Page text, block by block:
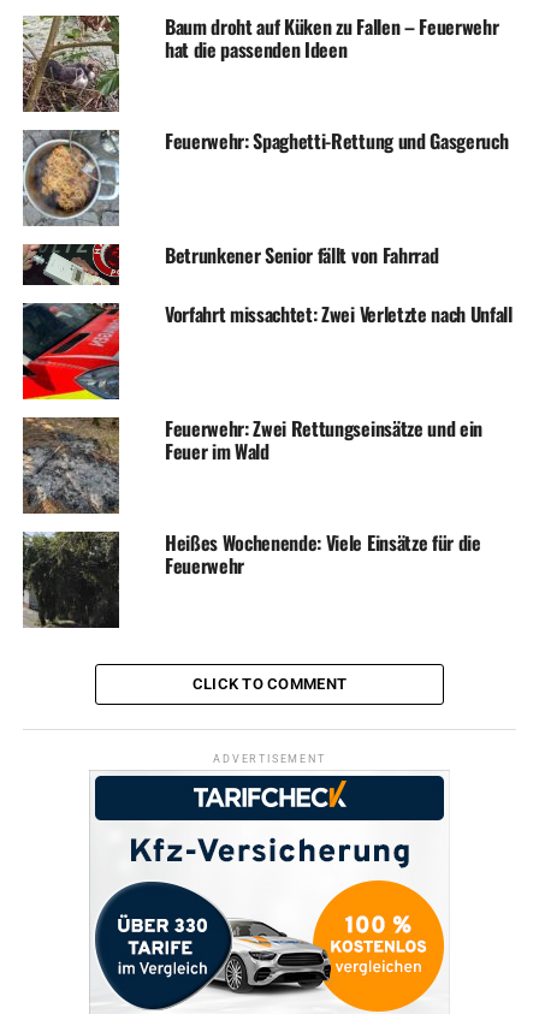
UP NEXT
Feuer in Wäscherei – Feuerwehrmann verletzt
DON'T MISS
Autofahrer bei Unfall verletzt
Baum droht auf Küken zu Fallen – Feuerwehr
hat die passenden Ideen
Feuerwehr: Spaghetti-Rettung und Gasgeruch
Betrunkener Senior fällt von Fahrrad
Vorfahrt missachtet: Zwei Verletzte nach Unfall
Feuerwehr: Zwei Rettungseinsätze und ein
Feuer im Wald
Heißes Wochenende: Viele Einsätze für die
Feuerwehr
CLICK TO COMMENT
ADVERTISEMENT